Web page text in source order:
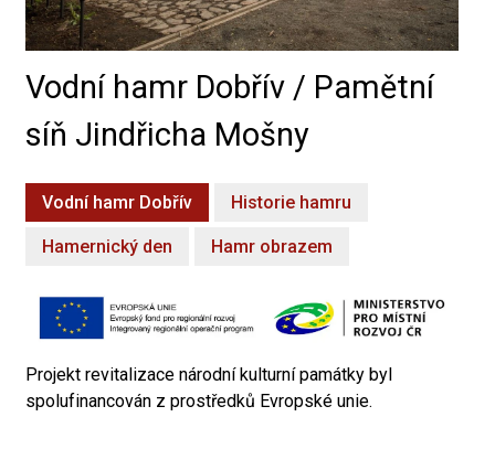
Vodní hamr Dobřív / Pamětní
síň Jindřicha Mošny
Vodní hamr Dobřív Historie hamru
Hamernický den Hamr obrazem
Projekt revitalizace národní kulturní památky byl
spolufinancován z prostředků Evropské unie.